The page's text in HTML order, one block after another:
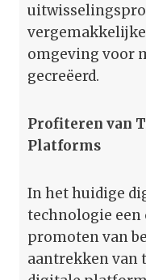
omgeving voor
gecreëerd.
Profiteren van
Platforms
In het huidige
technologie
promoten van
aantrekken van